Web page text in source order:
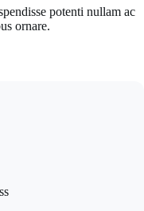
potenti nullam ac
ornare.